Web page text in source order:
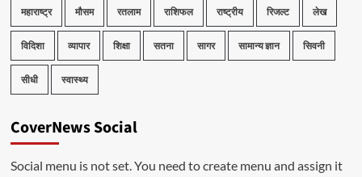
महाराष्ट्र मौसम रतलाम राशिफल राष्ट्रीय रिजल्ट लेख
विदिशा व्यापार शिक्षा सतना सागर सामान्य ज्ञान सिवनी
सीधी स्वास्थ्य
CoverNews Social
Social menu is not set. You need to create menu and assign it